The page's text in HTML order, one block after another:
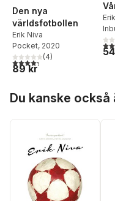
Den nya
världsfotbollen
Erik Niva
Pocket, 2020
4,3utav 5 stjärnor. Totalt
(4)
89 kr
3,5
Du kanske